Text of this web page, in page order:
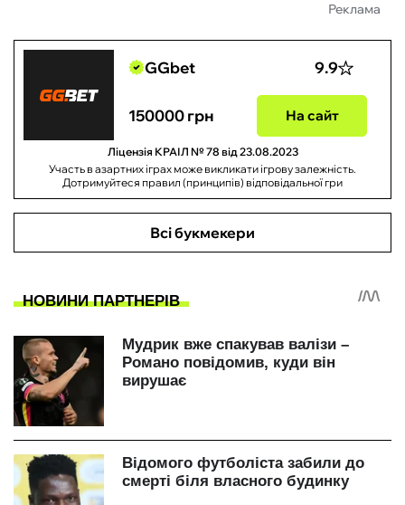
Реклама
GGbet 9.9
150000 грн На сайт
Ліцензія КРАІЛ № 78 від 23.08.2023
Участь в азартних іграх може викликати ігрову залежність.
Дотримуйтеся правил (принципів) відповідальної гри
Всі букмекери